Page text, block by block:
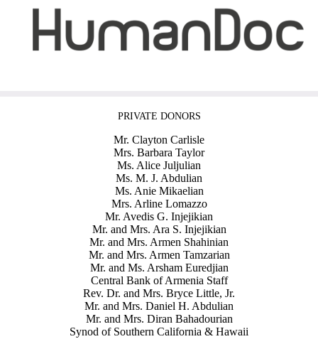
PRIVATE DONORS
Mr. Clayton Carlisle
Mrs. Barbara Taylor
Ms. Alice Juljulian
Ms. M. J. Abdulian
Ms. Anie Mikaelian
Mrs. Arline Lomazzo
Mr. Avedis G. Injejikian
Mr. and Mrs. Ara S. Injejikian
Mr. and Mrs. Armen Shahinian
Mr. and Mrs. Armen Tamzarian
Mr. and Ms. Arsham Euredjian
Central Bank of Armenia Staff
Rev. Dr. and Mrs. Bryce Little, Jr.
Mr. and Mrs. Daniel H. Abdulian
Mr. and Mrs. Diran Bahadourian
Synod of Southern California & Hawaii